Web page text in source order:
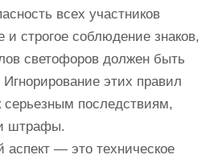
всех участников
и строгое соблюдение знаков,
светофоров должен быть
этих правил
серьезным последствиям,
штрафы.
аспект — это техническое